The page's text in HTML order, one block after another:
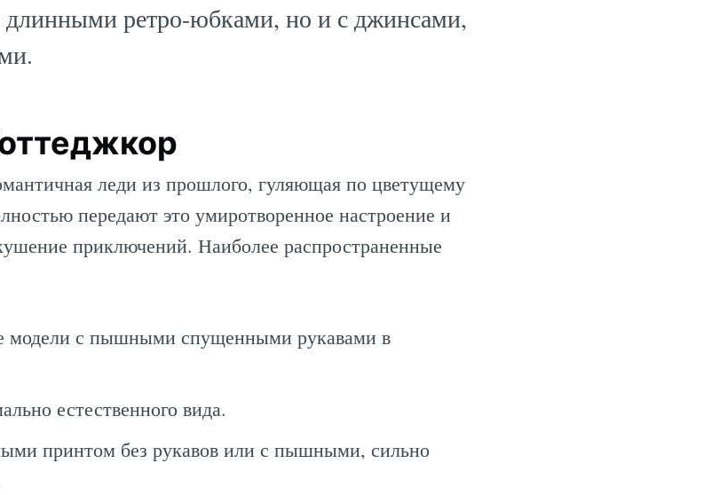
длинными ретро-юбками, но и с джинсами,
леди из прошлого, гуляющая по цветущему
передают это умиротворенное настроение и
приключений. Наиболее распространенные
модели с пышными спущенными рукавами в
естественного вида.
принтом без рукавов или с пышными, сильно